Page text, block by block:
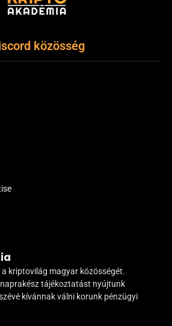
közösség
kriptovilág magyar közösségét.
tájékoztatást nyújtunk
kívánnak válni korunk pénzügyi